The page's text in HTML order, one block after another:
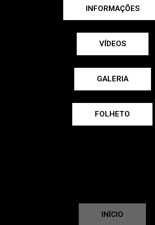
INFORMAÇÕES
VÍDEOS
GALERIA
FOLHETO
INÍCIO